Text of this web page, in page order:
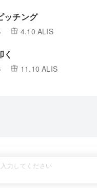
ッチング
4.10 ALIS
11.10 ALIS